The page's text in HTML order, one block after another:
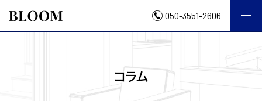
050-3551-2606
コラム